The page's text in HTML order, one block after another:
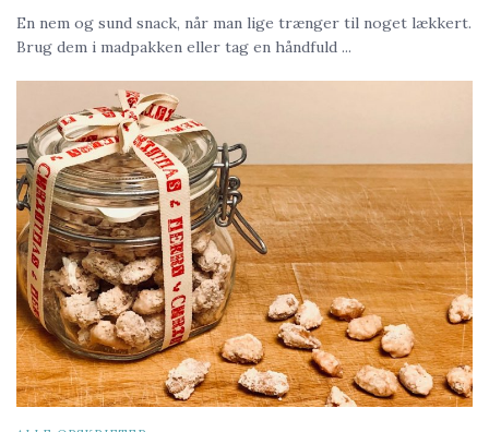
En nem og sund snack, når man lige trænger til noget lækkert.
Brug dem i madpakken eller tag en håndfuld ...